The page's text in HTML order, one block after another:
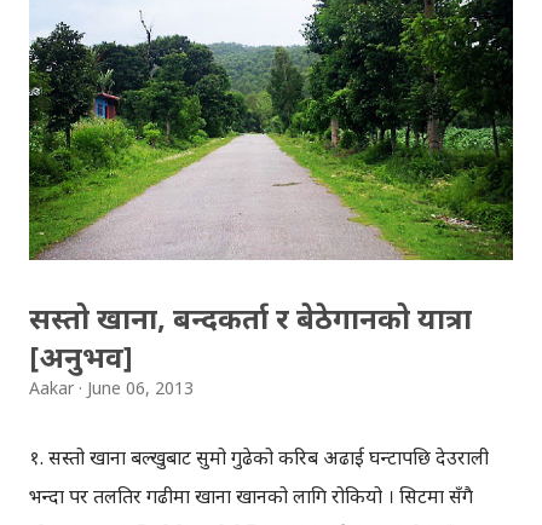
भरि यही सम्बन्धि ट्विटहरु मात्र देखिएकोले प्रयोगकर्ताहरु 'इरिटेटेड' पनि
भएकाछन् । यति हुँदा हुँदै पनि केही रमाइला ट्विटहरु यहाँ ब्लगमा
समेट्ने जमर्को गरेकोछु । [ View the story "... यस्तो हुनुपर्छ..." on
Storify ]
सस्तो खाना, बन्दकर्ता र बेठेगानको यात्रा
[अनुभव]
Aakar June 06, 2013
१. सस्तो खाना बल्खुबाट सुमो गुढेको करिब अढाई घन्टापछि देउराली
भन्दा पर तलतिर गढीमा खाना खानको लागि रोकियो । सिटमा सँगै